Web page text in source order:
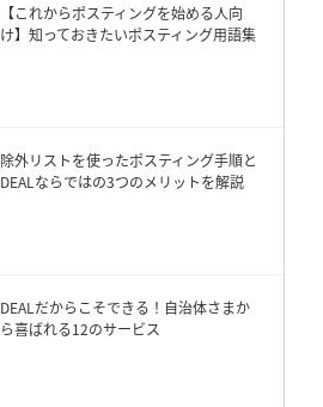
【これからポスティングを始める人向
け】知っておきたいポスティング用語集
除外リストを使ったポスティング手順と
DEALならではの3つのメリットを解説
DEALだからこそできる！自治体さまか
ら喜ばれる12のサービス